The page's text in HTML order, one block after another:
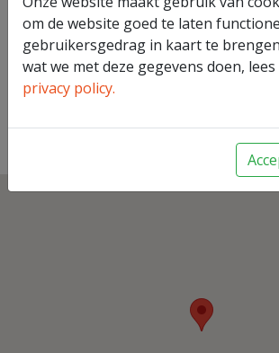
Spartherm
om de website goed te laten
gebruikersgedrag in kaart te
wat we met deze gegevens doen,
privacy policy.